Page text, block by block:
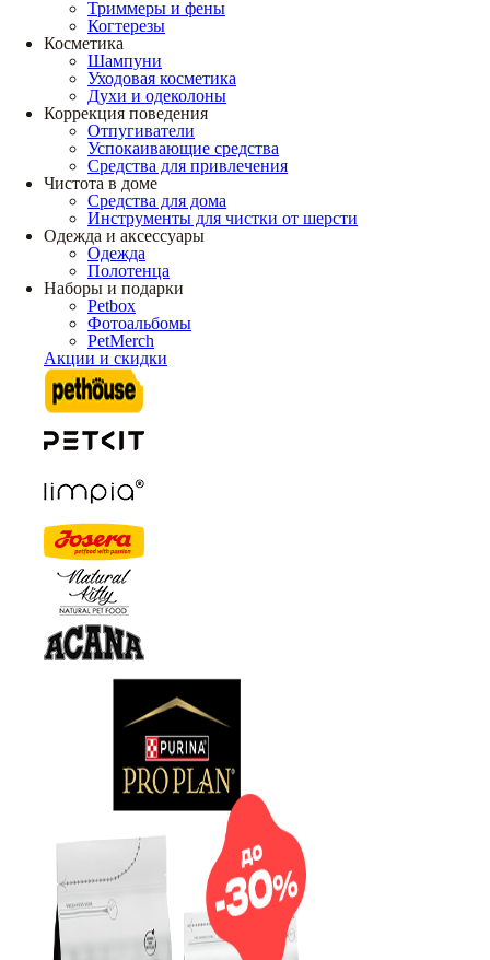
Триммеры и фены
Когтерезы
Косметика
Шампуни
Уходовая косметика
Духи и одеколоны
Коррекция поведения
Отпугиватели
Успокаивающие средства
Средства для привлечения
Чистота в доме
Средства для дома
Инструменты для чистки от шерсти
Одежда и аксессуары
Одежда
Полотенца
Наборы и подарки
Petbox
Фотоальбомы
PetMerch
Акции и скидки